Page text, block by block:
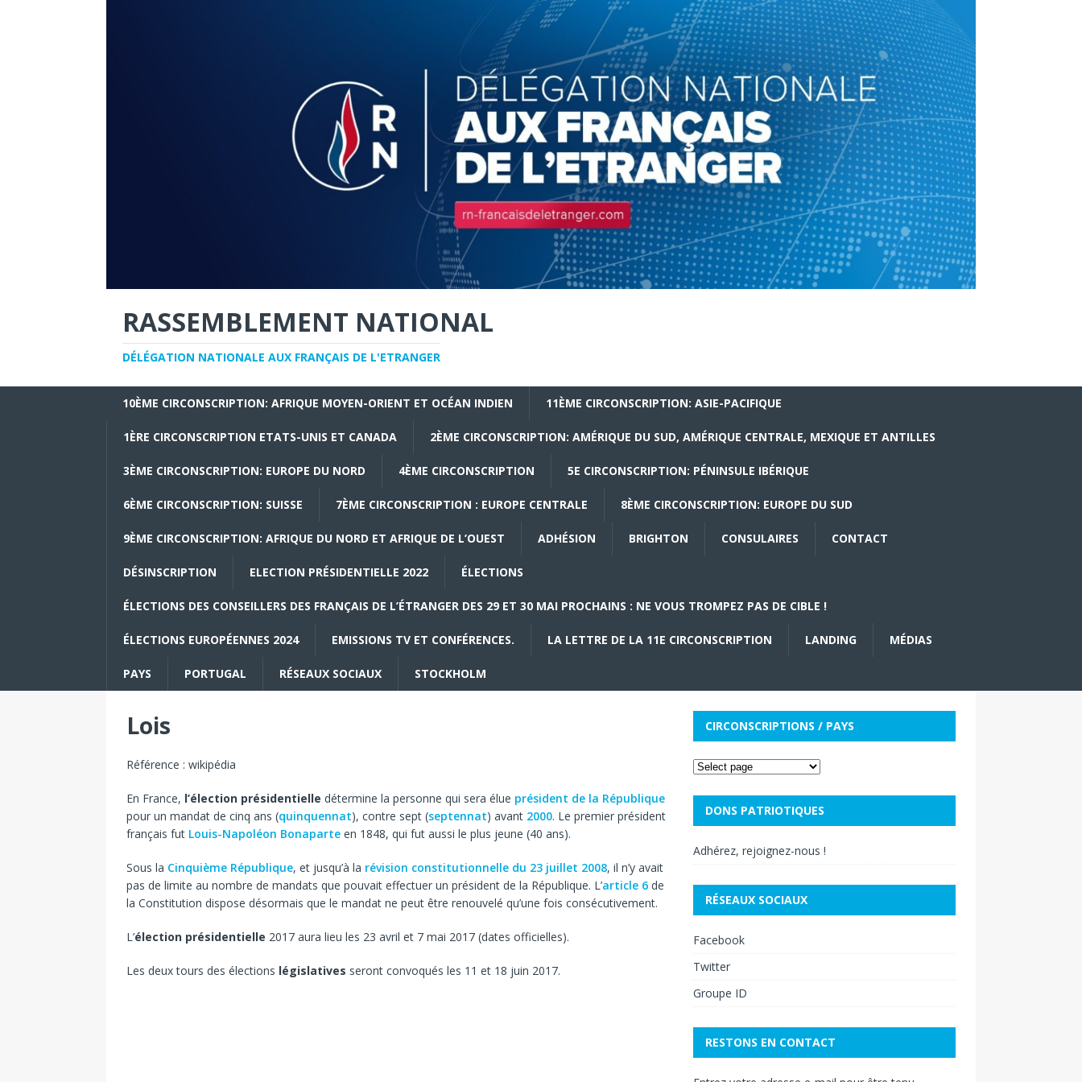
RASSEMBLEMENT NATIONAL
DÉLÉGATION NATIONALE AUX FRANÇAIS DE L'ETRANGER
10ÈME CIRCONSCRIPTION: AFRIQUE MOYEN-ORIENT ET OCÉAN INDIEN 11ÈME CIRCONSCRIPTION: ASIE-PACIFIQUE
1ÈRE CIRCONSCRIPTION ETATS-UNIS ET CANADA 2ÈME CIRCONSCRIPTION: AMÉRIQUE DU SUD, AMÉRIQUE CENTRALE, MEXIQUE ET ANTILLES
3ÈME CIRCONSCRIPTION: EUROPE DU NORD 4ÈME CIRCONSCRIPTION 5E CIRCONSCRIPTION: PÉNINSULE IBÉRIQUE
6ÈME CIRCONSCRIPTION: SUISSE 7ÈME CIRCONSCRIPTION : EUROPE CENTRALE 8ÈME CIRCONSCRIPTION: EUROPE DU SUD
9ÈME CIRCONSCRIPTION: AFRIQUE DU NORD ET AFRIQUE DE L’OUEST ADHÉSION BRIGHTON CONSULAIRES CONTACT
DÉSINSCRIPTION ELECTION PRÉSIDENTIELLE 2022 ÉLECTIONS
ÉLECTIONS DES CONSEILLERS DES FRANÇAIS DE L’ÉTRANGER DES 29 ET 30 MAI PROCHAINS : NE VOUS TROMPEZ PAS DE CIBLE !
ÉLECTIONS EUROPÉENNES 2024 EMISSIONS TV ET CONFÉRENCES. LA LETTRE DE LA 11E CIRCONSCRIPTION LANDING MÉDIAS
PAYS PORTUGAL RÉSEAUX SOCIAUX STOCKHOLM
Lois
Référence : wikipédia
En France, l’élection présidentielle détermine la personne qui sera élue président de la République
pour un mandat de cinq ans (quinquennat), contre sept (septennat) avant 2000. Le premier président
français fut Louis-Napoléon Bonaparte en 1848, qui fut aussi le plus jeune (40 ans).
Sous la Cinquième République, et jusqu’à la révision constitutionnelle du 23 juillet 2008, il n’y avait
pas de limite au nombre de mandats que pouvait effectuer un président de la République. L’article 6 de
la Constitution dispose désormais que le mandat ne peut être renouvelé qu’une fois consécutivement.
L’élection présidentielle 2017 aura lieu les 23 avril et 7 mai 2017 (dates officielles).
Les deux tours des élections législatives seront convoqués les 11 et 18 juin 2017.
CIRCONSCRIPTIONS / PAYS
DONS PATRIOTIQUES
Adhérez, rejoignez-nous !
RÉSEAUX SOCIAUX
Facebook
Twitter
Groupe ID
RESTONS EN CONTACT